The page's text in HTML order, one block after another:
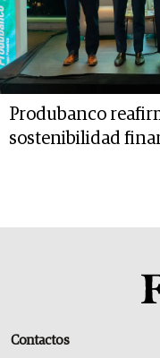
Produbanco
sostenibilidad
Contactos